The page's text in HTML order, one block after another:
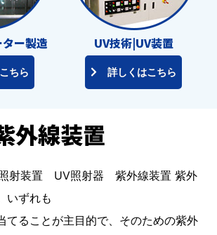
ー製造
ちら
UV技術|UV装置
詳しくはこちら
外線装置
射装置 UV照射器 紫外線装置 紫外
いずれも
てることが主目的で、そのための紫外